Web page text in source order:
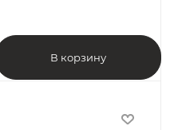
В корзину